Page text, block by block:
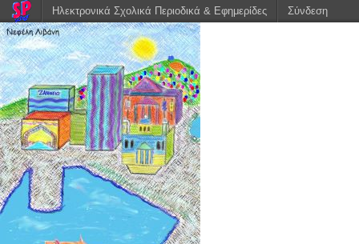
Ηλεκτρονικά Σχολικά Περιοδικά & Εφημερίδες Σύνδεση